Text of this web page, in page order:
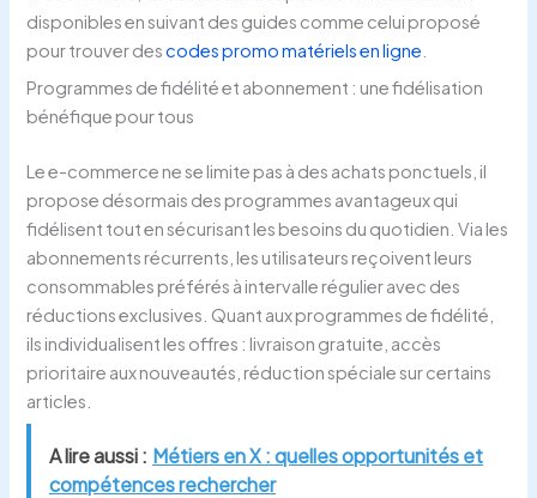
disponibles en suivant des guides comme celui proposé
pour trouver descodes promo matériels en ligne
Programmes de fidélité et abonnement : une fidélisation
bénéfique pour tous
Le e-commerce ne se limite pas à des achats ponctuels, il
propose désormais des programmes avantageux qui
fidélisent tout en sécurisant les besoins du quotidien. Via les
abonnements récurrents, les utilisateurs reçoivent leurs
consommables préférés à intervalle régulier avec des
réductions exclusives. Quant aux programmes de fidélité,
ils individualisent les offres : livraison gratuite, accès
prioritaire aux nouveautés, réduction spéciale sur certains
articles.
A lire aussi : Métiers en X : quelles opportunités et
compétences rechercher